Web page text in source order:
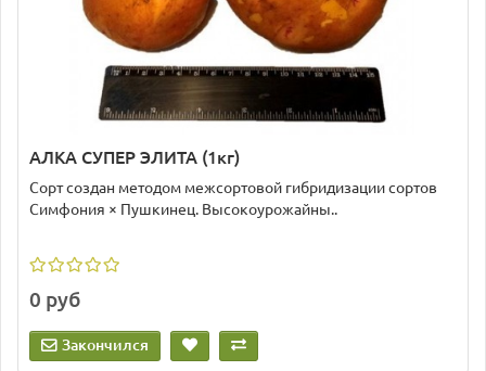
АЛКА СУПЕР ЭЛИТА (1кг)
Сорт создан методом межсортовой гибридизации сортов
Симфония × Пушкинец. Высокоурожайны..
0 руб
Закончился